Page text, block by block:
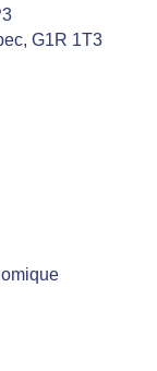
G1R 1T3